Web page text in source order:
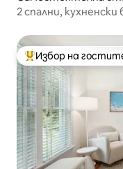
2 спални,
Най-популярен
Избор на